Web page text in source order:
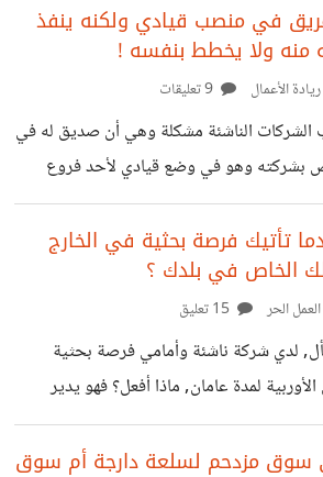
ضرورية أو يؤخرها. علماً بأن مهامه الوظيفية تتمثل فيه (كتابة
تليفونياً أو واتساب أو إيميل, مع
بالشركة ليكونوا عملاء أو شركاء
في منصب قيادي ولكنه ينفذ
منه ولا يخطط بنفسه !
ريادة الأعمال
الناشئة مشكلة وهي أن صديق له في
بشركته وهو في وضع قيادي لأحد فروع
الكسل أي لا يفعل ولا يبتكر إلا عندما
بحذافيره, أي وصل لمرحة غير مهتمة
وأصبح يعمل بشكل روتيني وحتى قد لا
إلا عند تنبيهه ! لو أنك مكان هذا المدير كيف
تأتيك فرصة بحثية في الخارج
الخاص في بلدك ؟
العمل الحر
لدي شركة ناشئة وأمامي فرصة بحثية
لمدة عامان, ماذا أفعل؟ فهو يدير
بدأت في التوسع وهو باحث وأمامه خيار مع
للسفر لمدة عامين للمشاركة في بحث
مزدحم لسلعة دارجة أم سوق